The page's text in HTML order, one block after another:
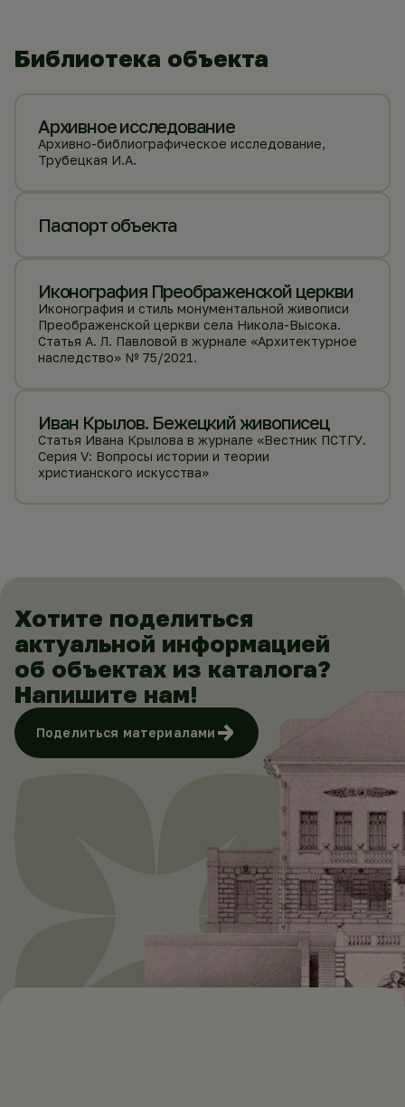
Библиотека объекта
Архивное исследование
Архивно-библиографическое исследование,
Трубецкая И.А.
Паспорт объекта
Иконография Преображенской церкви
Иконография и стиль монументальной живописи
Преображенской церкви села Никола-Высока.
Статья А. Л. Павловой в журнале «Архитектурное
наследство» № 75/2021.
Иван Крылов. Бежецкий живописец
Статья Ивана Крылова в журнале «Вестник ПСТГУ.
Серия V: Вопросы истории и теории
христианского искусства»
Хотите поделиться
актуальной информацией
об объектах из каталога?
Напишите нам!
Поделиться материалами